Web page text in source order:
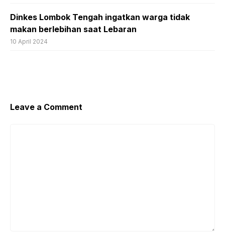
Dinkes Lombok Tengah ingatkan warga tidak
makan berlebihan saat Lebaran
10 April 2024
Leave a Comment